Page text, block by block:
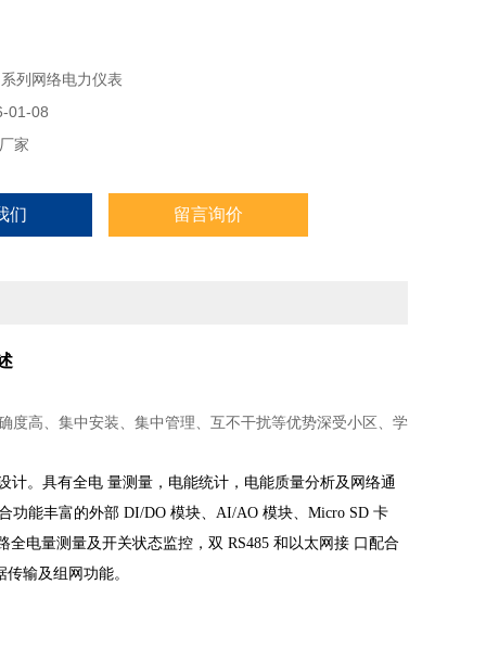
列网络电力仪表
01-08
家
们 留言询价
度高、集中安装、集中管理、互不干扰等优势深受小区、学
计。具有全电 量测量，电能统计，电能质量分析及网络通
功能丰富的外部 DI/DO 模块、AI/AO 模块、Micro SD 卡
电量测量及开关状态监控，双 RS485 和以太网接 口配合
输及组网功能。